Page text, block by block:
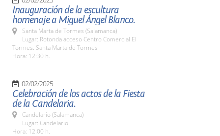
Inauguración de la escultura
homenaje a Miguel Ángel Blanco.
Santa Marta de Tormes (Salamanca)
Lugar: Rotonda acceso Centro Comercial El
Tormes. Santa Marta de Tormes
Hora: 12:30 h.
02/02/2025
Celebración de los actos de la Fiesta
de la Candelaria.
Candelario (Salamanca)
Lugar: Candelario
Hora: 12:00 h.